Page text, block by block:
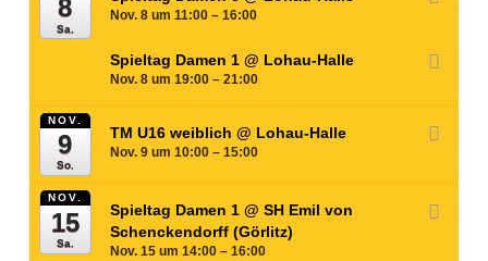
8
Sa.
Nov. 8 um 11:00 – 16:00
Spieltag Damen 1@ Lohau-Halle
Nov. 8 um 19:00 – 21:00
NOV.
9
So.
TM U16 weiblich@ Lohau-Halle
Nov. 9 um 10:00 – 15:00
NOV.
15
Sa.
Spieltag Damen 1@ SH Emil von
Schenckendorff (Görlitz)
Nov. 15 um 14:00 – 16:00